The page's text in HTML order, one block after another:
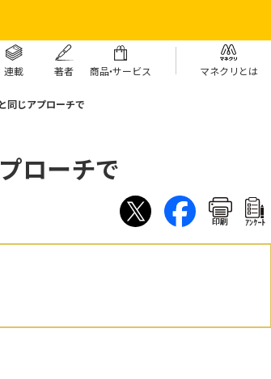
連載 著者 商品・サービス マネクリとは
同じアプローチで
ローチで
印刷 ｱﾝｹｰﾄ